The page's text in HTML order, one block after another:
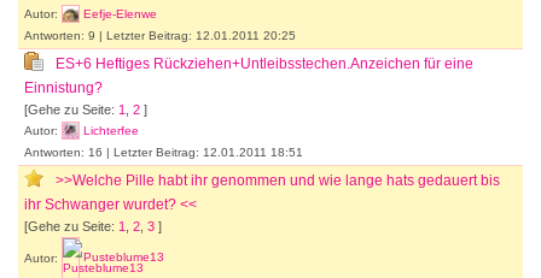
Autor:
Eefje-Elenwe
Antworten: 9 | Letzter Beitrag: 12.01.2011 20:25
ES+6 Heftiges Rückziehen+Untleibsstechen.Anzeichen für eine
Einnistung?
[Gehe zu Seite: 1 2 ]
Autor:
Lichterfee
Antworten: 16 | Letzter Beitrag: 12.01.2011 18:51
>>Welche Pille habt ihr genommen und wie lange hats gedauert bis
ihr Schwanger wurdet? <<
[Gehe zu Seite: 1 2 3 ]
Autor: Pusteblume13